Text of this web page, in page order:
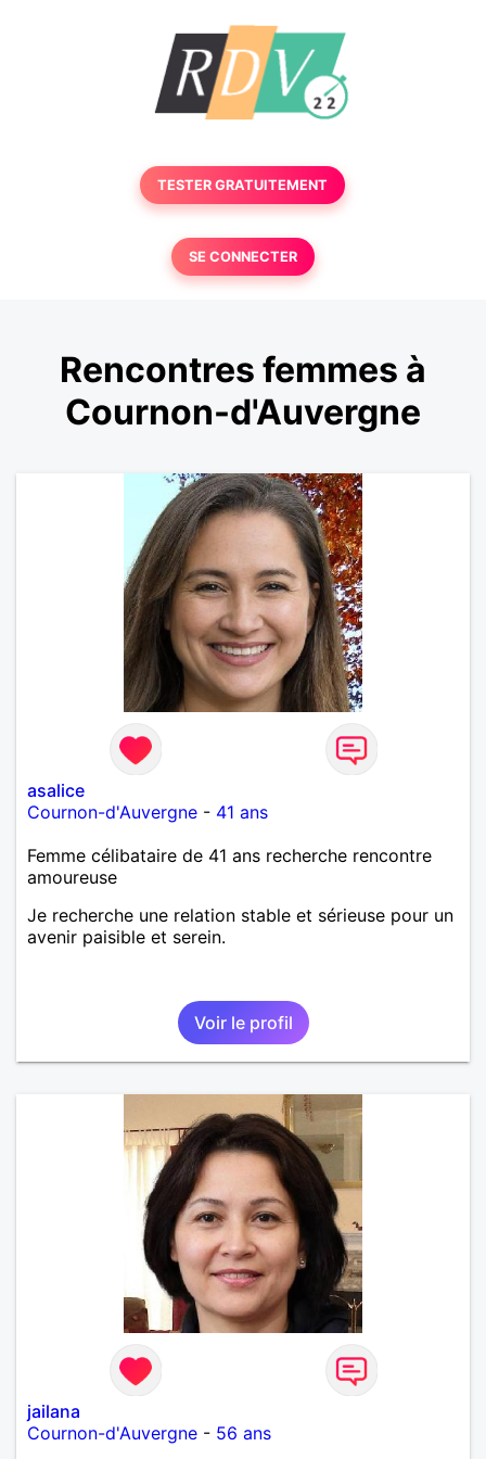
TESTER GRATUITEMENT
SE CONNECTER
Rencontres femmes à
Cournon-d'Auvergne
asalice
Cournon-d'Auvergne - 41 ans
Femme célibataire de 41 ans recherche rencontre
amoureuse
Je recherche une relation stable et sérieuse pour un
avenir paisible et serein.
Voir le profil
jailana
Cournon-d'Auvergne - 56 ans